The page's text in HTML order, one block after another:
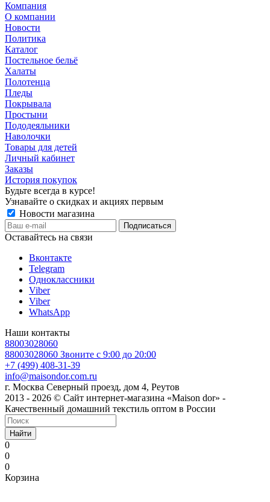
Компания
О компании
Новости
Политика
Каталог
Постельное бельё
Халаты
Полотенца
Пледы
Покрывала
Простыни
Пододеяльники
Наволочки
Товары для детей
Личный кабинет
Заказы
История покупок
Будьте всегда в курсе!
Узнавайте о скидках и акциях первым
Новости магазина
Оставайтесь на связи
Вконтакте
Telegram
Одноклассники
Viber
Viber
WhatsApp
Наши контакты
88003028060
88003028060 Звоните с 9:00 до 20:00
+7 (499) 408-31-39
info@maisondor.com.ru
г. Москва Северный проезд, дом 4, Реутов
2013 - 2026 © Сайт интернет-магазина «Maison dor» -
Качественный домашний текстиль оптом в России
Найти
0
0
0
Корзина